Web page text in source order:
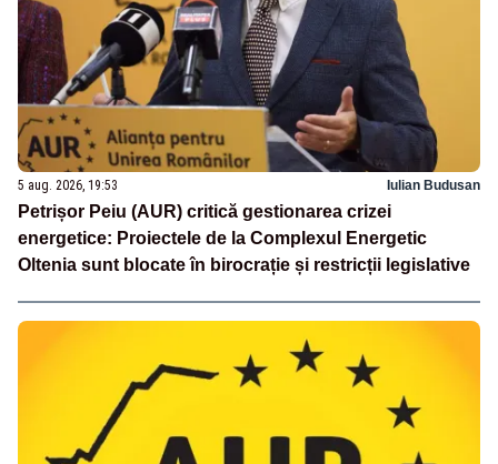
5 aug. 2026, 19:53 Iulian Budusan
Petrișor Peiu (AUR) critică gestionarea crizei
energetice: Proiectele de la Complexul Energetic
Oltenia sunt blocate în birocrație și restricții legislative